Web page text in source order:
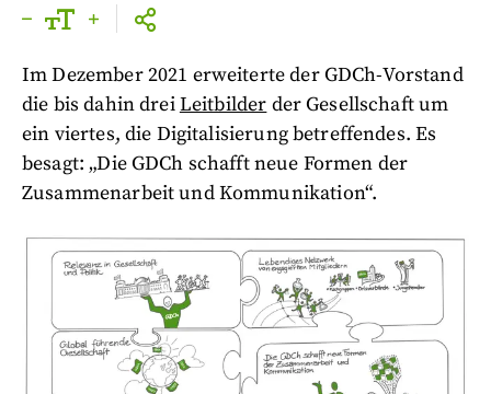
Im Dezember 2021 erweiterte der GDCh-Vorstand
die bis dahin dreiLeitbilder der Gesellschaft um
ein viertes, die Digitalisierung betreffendes. Es
besagt: „Die GDCh schafft neue Formen der
Zusammenarbeit und Kommunikation“.